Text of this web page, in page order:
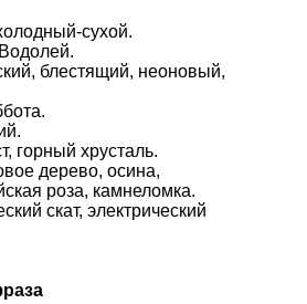
сухой.
блестящий, неоновый,
горный хрусталь.
дерево, осина,
роза, камнеломка.
скат, электрический